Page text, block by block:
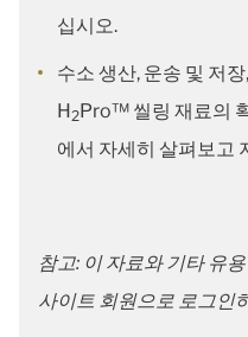
십시오.
수소 생산, 운송 및 저
H2Pro™ 씰링 재료의
에서 자세히 살펴보고
참고: 이 자료와 기타 유
사이트 회원으로 로그인